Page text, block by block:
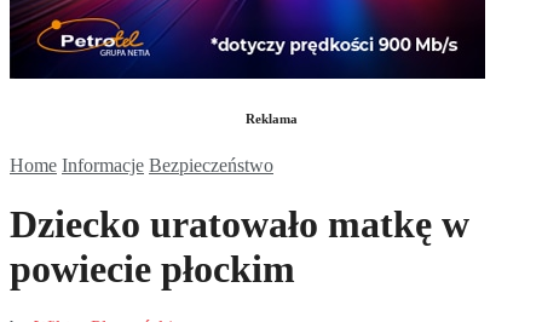
Reklama
Home Informacje Bezpieczeństwo
Dziecko uratowało matkę w
powiecie płockim